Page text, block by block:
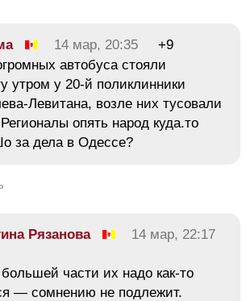
14 мар, 20:35
+9
автобуса стояли
утром у 20-й поликлинники
Левитана, возле них тусовали
опять народ куда.то
за дела в Одессе?
Рязанова
14 мар, 22:17
части их надо как-то
— сомнению не подлежит.